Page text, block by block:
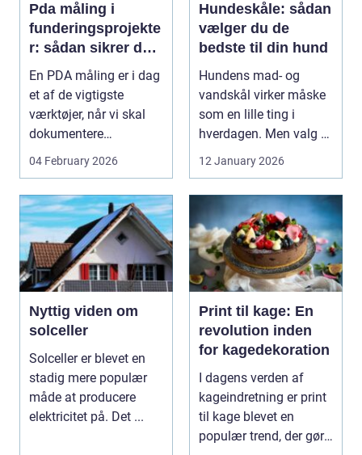
Pda måling i
funderingsprojekte
r: sådan sikrer du
dokumenteret
bæreevne
En PDA måling er i dag
et af de vigtigste
værktøjer, når vi skal
dokumentere
bæreevnen af pæle til
04 February 2026
Hundeskåle: sådan
vælger du de
bedste til din hund
Hundens mad- og
vandskål virker måske
som en lille ting i
hverdagen. Men valg af
sk&arin...
12 January 2026
Nyttig viden om
solceller
Solceller er blevet en
stadig mere populær
måde at producere
elektricitet på. Det ...
Print til kage: En
revolution inden
for kagedekoration
I dagens verden af
kageindretning er print
til kage blevet en
populær trend, der gør